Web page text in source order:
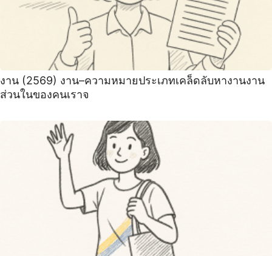
งาน (2569) งาน–ความหมายประเภทเคล็ดลับหางานงาน
ส่วนในของคนเราจ